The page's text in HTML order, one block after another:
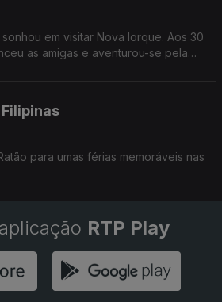
em visitar Nova Iorque. Aos 30
as amigas e aventurou-se pela
para umas férias memoráveis nas
RTP Play